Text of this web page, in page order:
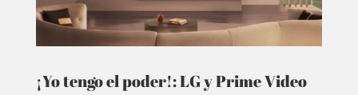
¡Yo tengo el poder!: LG y Prime Video